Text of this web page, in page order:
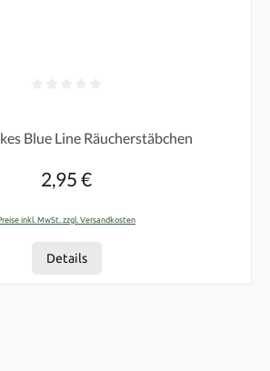
Blue Line Räucherstäbchen
Regulärer Preis:
2,95 €
inkl. MwSt. zzgl. Versandkosten
Details